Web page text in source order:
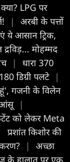
LPG पर
|
अरबी के पत्तों
ये आसान ट्रिक,
मोहम्मद
|
धारा 370
डिग्री पलटे |
गजनी के विलेन
आंसू |
को लेकर Meta
प्रशांत किशोर की
|
अच्छा
के हालात पर एक